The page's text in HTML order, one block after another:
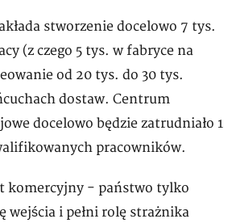
stworzenie docelowo 7 tys.
(z czego 5 tys. w fabryce na
od 20 tys. do 30 tys.
dostaw. Centrum
docelowo będzie zatrudniało 1
pracowników.
komercyjny - państwo tylko
wejścia i pełni rolę strażnika